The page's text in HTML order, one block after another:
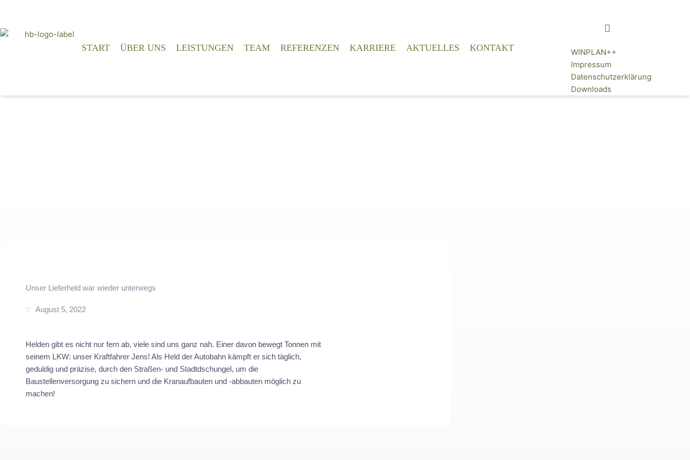
springen
START ÜBER UNS LEISTUNGEN TEAM REFERENZEN KARRIERE AKTUELLES KONTAKT
WINPLAN++
Impressum
Datenschutzerklärung
Downloads
Unser Lieferheld war wieder unterwegs
August 5, 2022
Helden gibt es nicht nur fern ab, viele sind uns ganz nah. Einer davon bewegt Tonnen mit
seinem LKW: unser Kraftfahrer Jens! Als Held der Autobahn kämpft er sich täglich,
geduldig und präzise, durch den Straßen- und Stadtdschungel, um die
Baustellenversorgung zu sichern und die Kranaufbauten und -abbauten möglich zu
machen!